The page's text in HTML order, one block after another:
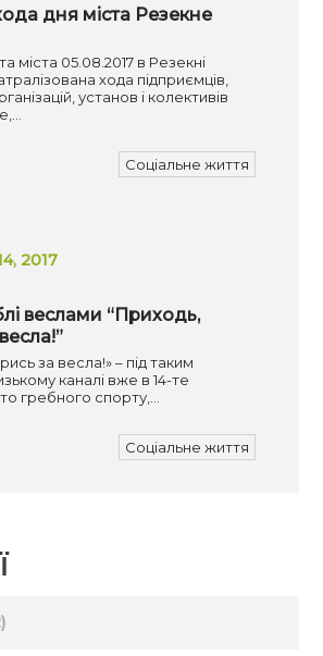
дня міста Резекне
міста 05.08.2017 в Резекні
хода підприємців,
установ і колективів
Соціальне життя
2017
веслами “Приходь,
за весла!» – під таким
каналі вже в 14-те
гребного спорту,…
Соціальне життя